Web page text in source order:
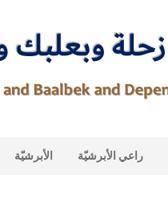
الأبرشيّة راعي الأبرشيّة